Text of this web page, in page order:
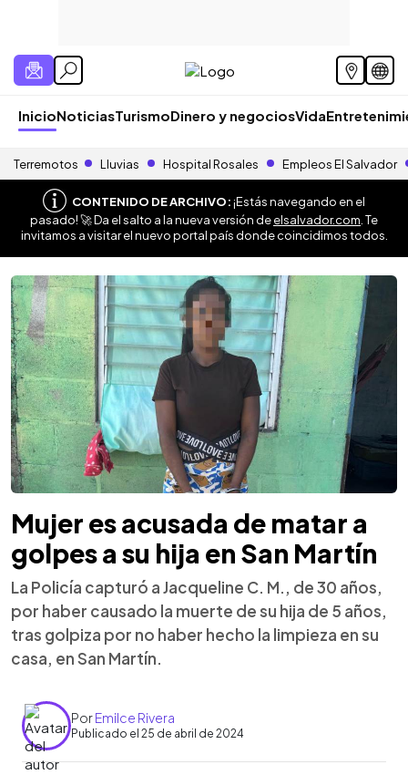
InicioNoticiasTurismoDinero y negociosVida
Terremotos Lluvias Hospital Rosales Empleos El Salvador
CONTENIDO DE ARCHIVO:¡Estás navegando en el
pasado! 🚀 Da el salto a la nueva versión deelsalvador.com . Te
invitamos a visitar el nuevo portal país donde coincidimos todos.
Mujer es acusada de matar a
golpes a su hija en San Martín
La Policía capturó a Jacqueline C. M., de 30 años,
por haber causado la muerte de su hija de 5 años,
tras golpiza por no haber hecho la limpieza en su
casa, en San Martín.
PorEmilce Rivera
Publicado el 25 de abril de 2024